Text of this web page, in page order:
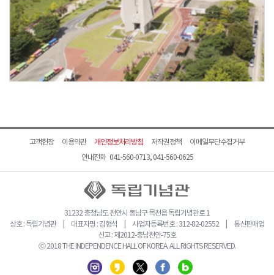
고객헌장 이용약관 개인정보처리방침 저작권정책
이메일무단수집거부
안내전화 041-560-0713, 041-560-0625
31232 충청남도 천안시 동남구 목천읍 독립기념관로 1
상호 : 독립기념관 | 대표자명 : 김형석 | 사업자등록번호 : 312-82-02552 | 통신판매업
신고 : 제2012-충남천안-75호
ⓒ 2018 THE INDEPENDENCE HALL OF KOREA. ALL RIGHTS RESERVED.